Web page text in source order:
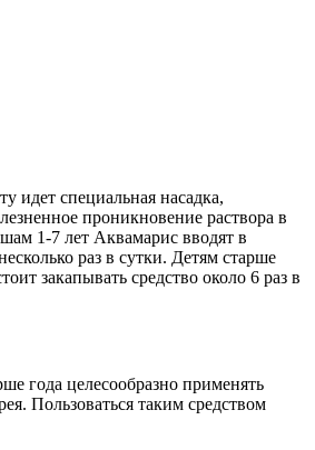
идет специальная насадка,
проникновение раствора в
1-7 лет Аквамарис вводят в
раз в сутки. Детям старше
закапывать средство около 6 раз в
года целесообразно применять
Пользоваться таким средством